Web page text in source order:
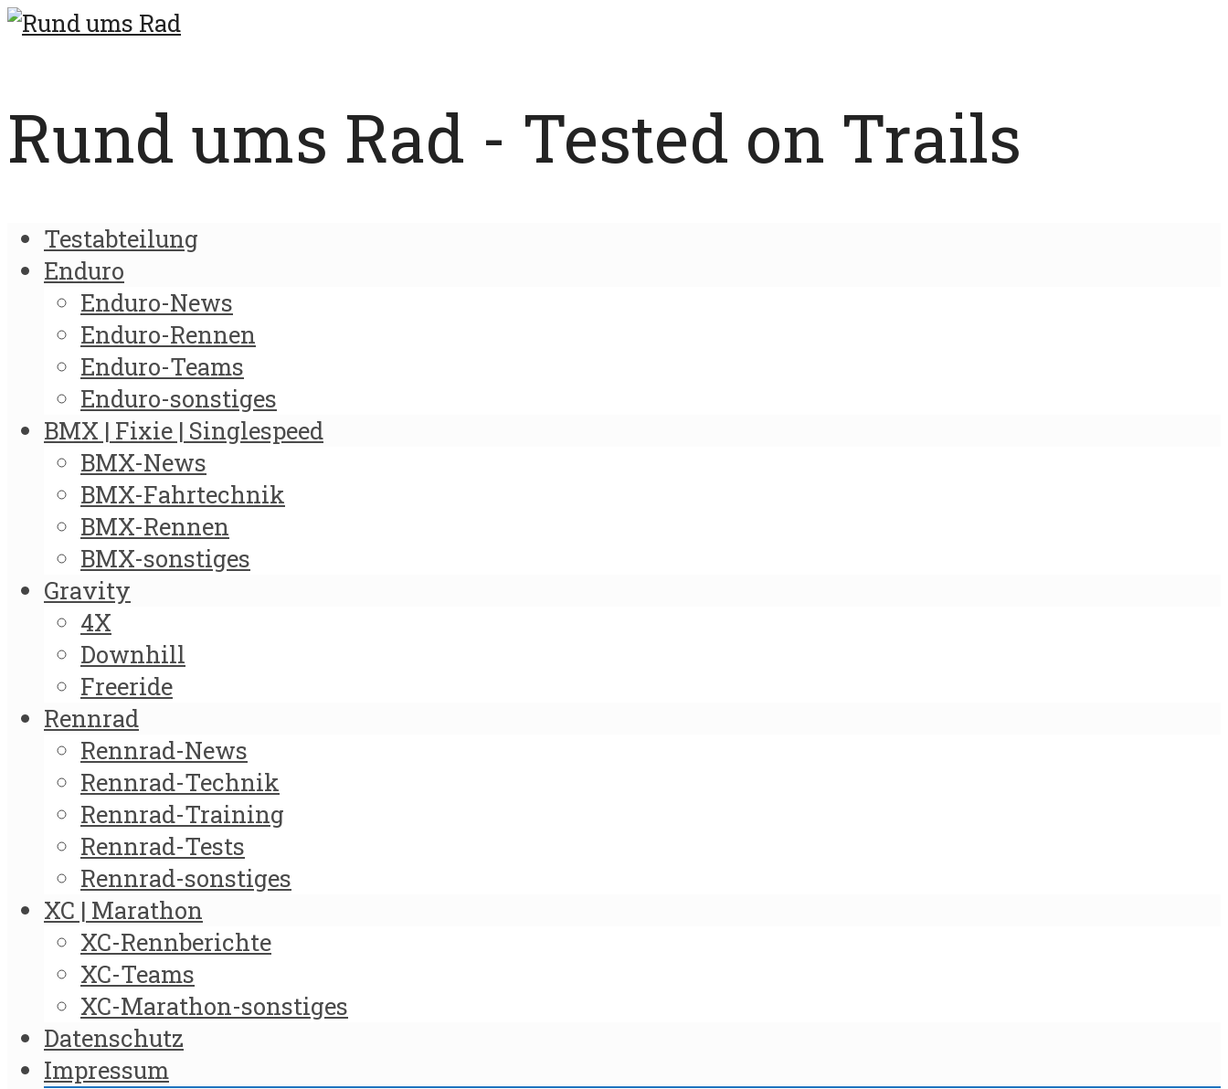
Rund ums Rad - Tested on Trails
Testabteilung
Enduro
Enduro-News
Enduro-Rennen
Enduro-Teams
Enduro-sonstiges
BMX | Fixie | Singlespeed
BMX-News
BMX-Fahrtechnik
BMX-Rennen
BMX-sonstiges
Gravity
4X
Downhill
Freeride
Rennrad
Rennrad-News
Rennrad-Technik
Rennrad-Training
Rennrad-Tests
Rennrad-sonstiges
XC | Marathon
XC-Rennberichte
XC-Teams
XC-Marathon-sonstiges
Datenschutz
Impressum